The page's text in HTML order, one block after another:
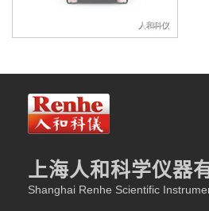
产品，且内部结构复杂，清洗维护
纳米均质机则不存在此类问题，其
其提供了有力支持。
某知名 MLCC 元器件生产商使
质机分散钛酸钡陶瓷浆料和镍浆，
上海人和科学仪器
Shanghai Renhe Scientific